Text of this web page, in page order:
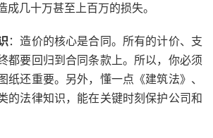
成几十万甚至上百万的损失。
：造价的核心是合同。所有的计价、支
都要回归到合同条款上。所以，你必须
纸还重要。另外，懂一点《建筑法》、
的法律知识，能在关键时刻保护公司和